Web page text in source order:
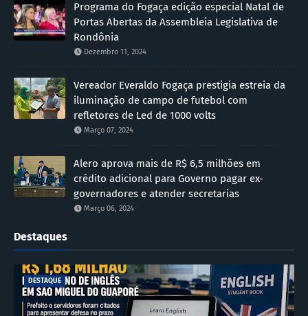
Programa do Fogaça edição especial Natal de
Portas Abertas da Assembleia Legislativa de
Rondônia
Dezembro 11, 2024
Vereador Everaldo Fogaça prestigia estreia da
iluminação de campo de futebol com
refletores de Led de 1000 volts
Março 07, 2024
Alero aprova mais de R$ 6,5 milhões em
crédito adicional para Governo pagar ex-
governadores e atender secretarias
Março 06, 2024
Destaques
DESTAQUE